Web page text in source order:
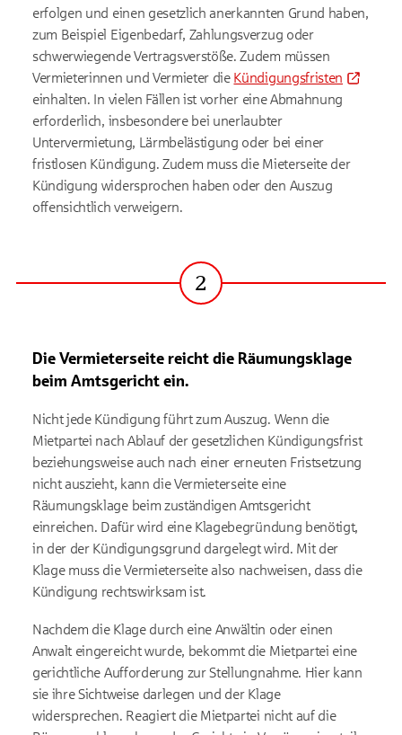
erfolgen und einen gesetzlich anerkannten Grund haben,
zum Beispiel Eigenbedarf, Zahlungsverzug oder
schwerwiegende Vertragsverstöße. Zudem müssen
Vermieterinnen und Vermieter die Kündigungsfristen
einhalten. In vielen Fällen ist vorher eine Abmahnung
erforderlich, insbesondere bei unerlaubter
Untervermietung, Lärmbelästigung oder bei einer
fristlosen Kündigung. Zudem muss die Mieterseite der
Kündigung widersprochen haben oder den Auszug
offensichtlich verweigern.
Schritt
2
Die Vermieterseite reicht die Räumungsklage
beim Amtsgericht ein.
Nicht jede Kündigung führt zum Auszug. Wenn die
Mietpartei nach Ablauf der gesetzlichen Kündigungsfrist
beziehungsweise auch nach einer erneuten Fristsetzung
nicht auszieht, kann die Vermieterseite eine
Räumungsklage beim zuständigen Amtsgericht
einreichen. Dafür wird eine Klagebegründung benötigt,
in der der Kündigungsgrund dargelegt wird. Mit der
Klage muss die Vermieterseite also nachweisen, dass die
Kündigung rechtswirksam ist.
Nachdem die Klage durch eine Anwältin oder einen
Anwalt eingereicht wurde, bekommt die Mietpartei eine
gerichtliche Aufforderung zur Stellungnahme. Hier kann
sie ihre Sichtweise darlegen und der Klage
widersprechen. Reagiert die Mietpartei nicht auf die